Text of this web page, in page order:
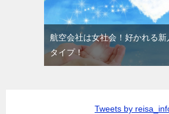
航空会社は女社会！好かれる新
タイプ！
Tweets by